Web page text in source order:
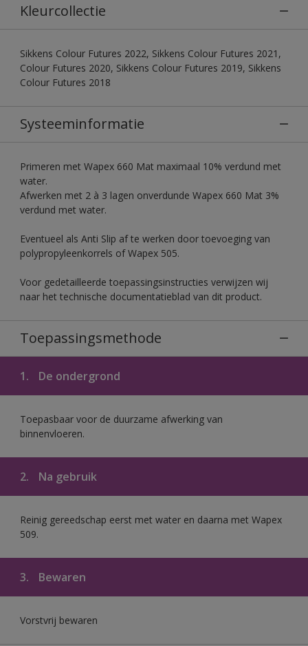
Kleurcollectie
Sikkens Colour Futures 2022, Sikkens Colour Futures 2021,
Colour Futures 2020, Sikkens Colour Futures 2019, Sikkens
Colour Futures 2018
Systeeminformatie
Primeren met Wapex 660 Mat maximaal 10% verdund met
water.
Afwerken met 2 à 3 lagen onverdunde Wapex 660 Mat 3%
verdund met water.
Eventueel als Anti Slip af te werken door toevoeging van
polypropyleenkorrels of Wapex 505.
Voor gedetailleerde toepassingsinstructies verwijzen wij
naar het technische documentatieblad van dit product.
Toepassingsmethode
1. De ondergrond
Toepasbaar voor de duurzame afwerking van
binnenvloeren.
2. Na gebruik
Reinig gereedschap eerst met water en daarna met Wapex
509.
3. Bewaren
Vorstvrij bewaren